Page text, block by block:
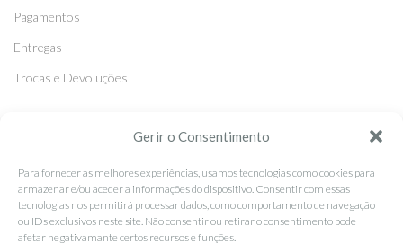
Gerir o Consentimento
Para fornecer as melhores experiências, usamos tecnologias como cookies para
armazenar e/ou aceder a informações do dispositivo. Consentir com essas
tecnologias nos permitirá processar dados, como comportamento de navegação
ou IDs exclusivos neste site. Não consentir ou retirar o consentimento pode
afetar negativamante certos recursos e funções.
Pagamentos
Entregas
Trocas e Devoluções
Facebook
Instagram
Pinterest